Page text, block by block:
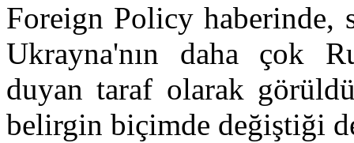
Foreign Policy haberinde,
Ukrayna'nın daha çok
duyan taraf olarak
belirgin biçimde değiştiği